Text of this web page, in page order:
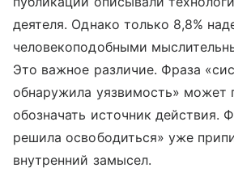
деятеля. Однако только 8,8%
человекоподобными
Это важное различие. Фраза
обнаружила уязвимость» может
обозначать источник действия.
решила освободиться» уже
внутренний замысел.